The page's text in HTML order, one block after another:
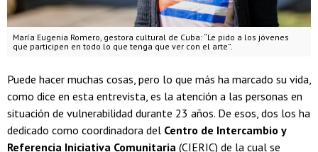
María Eugenia Romero, gestora cultural de Cuba: “Le pido a los jóvenes
que participen en todo lo que tenga que ver con el arte”.
Puede hacer muchas cosas, pero lo que más ha marcado su vida,
como dice en esta entrevista, es la atención a las personas en
situación de vulnerabilidad durante 23 años. De esos, dos los ha
dedicado como coordinadora del Centro de Intercambio y
Referencia Iniciativa Comunitaria (CIERIC) de la cual se